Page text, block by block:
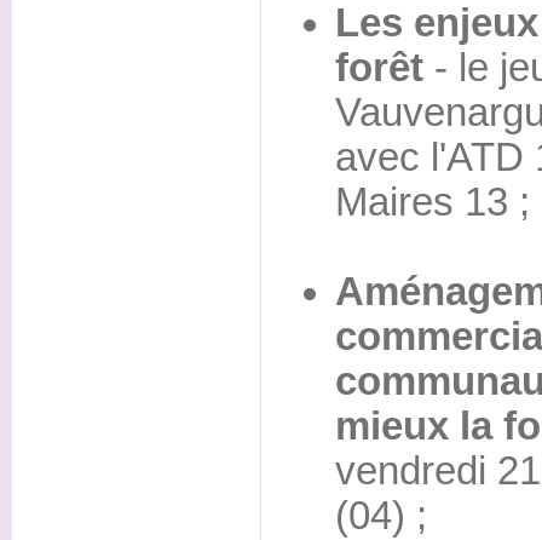
Les
forêt- le
avec l'ATD
Maires 13 ;
mieux la
vendredi
(04) ;